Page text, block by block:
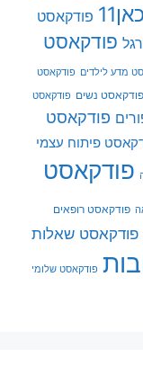
פודקאסט
פודקאסט
מדע לילדים פודקאסט
פודקאסט נשים פודקאסט
פודקאסט
פיתוח עצמי
פודקאסט
פודקאסט רופאים
פודקאסט שאלות
פודקאסט שלומי